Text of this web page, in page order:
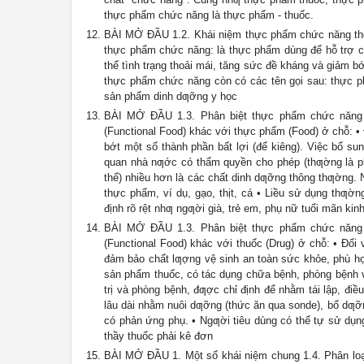
thực phẩm chức năng là thực phẩm - thuốc.
BÀI MỞ ĐẦU 1.2. Khái niệm thực phẩm chức năng
thực phẩm chức năng: là thực phẩm dùng để hỗ trợ
thể tình trạng thoải mái, tăng sức đề kháng và giảm
thực phẩm chức năng còn có các tên gọi sau: thực
sản phẩm dinh dƣỡng y học
BÀI MỞ ĐẦU 1.3. Phân biệt thực phẩm chức
(Functional Food) khác với thực phẩm (Food) ở chỗ:
bớt một số thành phần bất lợi (để kiêng). Việc bổ
quan nhà nƣớc có thẩm quyền cho phép (thƣờng là
thể) nhiều hơn là các chất dinh dƣỡng thông
thực phẩm, ví dụ, gạo, thịt, cá • Liều sử dụng
định rõ rệt nhƣ ngƣời già, trẻ em, phụ nữ tuổi mãn
BÀI MỞ ĐẦU 1.3. Phân biệt thực phẩm chức
(Functional Food) khác với thuốc (Drug) ở chỗ: •
đảm bảo chất lƣợng vệ sinh an toàn sức khỏe, phù
sản phẩm thuốc, có tác dụng chữa bệnh, phòng
trị và phòng bệnh, đƣợc chỉ định để nhằm tái lập,
lâu dài nhằm nuôi dƣỡng (thức ăn qua sonde), bổ
có phản ứng phụ. • Ngƣời tiêu dùng có thể tự sử
thầy thuốc phải kê đơn
BÀI MỞ ĐẦU 1. Một số khái niệm chung 1.4. Phân